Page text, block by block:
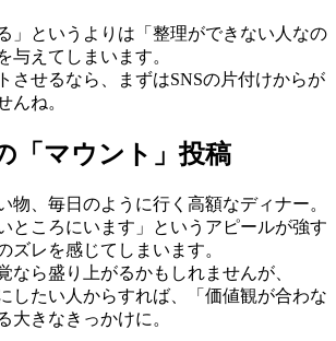
」というよりは「整理ができない人なの
与えてしまいます。
させるなら、まずはSNSの片付けからが
んね。
「マウント」投稿
物、毎日のように行く高額なディナー。
ところにいます」というアピールが強す
ズレを感じてしまいます。
なら盛り上がるかもしれませんが、
したい人からすれば、「価値観が合わな
大きなきっかけに。